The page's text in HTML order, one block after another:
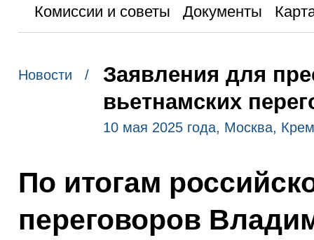
Комиссии и советы
Документы
Новости /
Заявления для
вьетнамских
10 мая 2025 года, Москва,
По итогам
переговоров